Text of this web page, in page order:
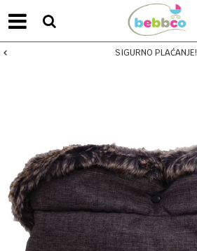
SIGURNO PLAĆANJE!